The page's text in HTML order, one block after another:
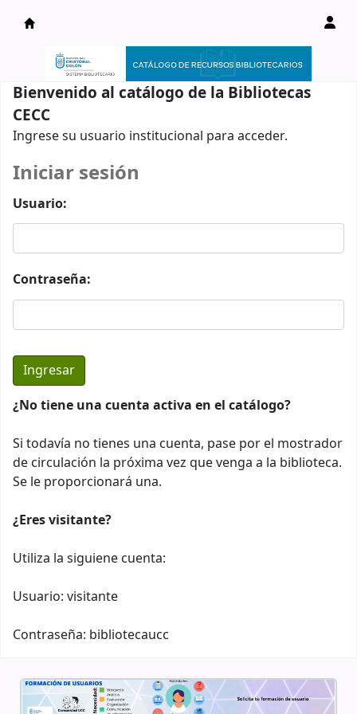
Catálogo en línea
Bienvenido al catálogo de la Bibliotecas
CECC
Ingrese su usuario institucional para acceder.
Iniciar sesión
Usuario:
Contraseña:
¿No tiene una cuenta activa en el catálogo?
Si todavía no tienes una cuenta, pase por el mostrador
de circulación la próxima vez que venga a la biblioteca.
Se le proporcionará una.
¿Eres visitante?
Utiliza la siguiene cuenta:
Usuario: visitante
Contraseña: bibliotecaucc